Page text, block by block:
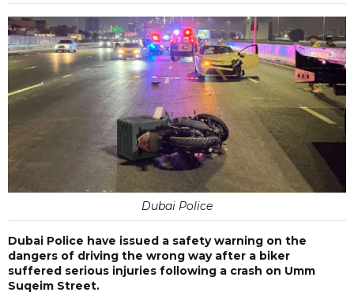
Dubai Police
Dubai Police have issued a safety warning on the
dangers of driving the wrong way after a biker
suffered serious injuries following a crash on Umm
Suqeim Street.